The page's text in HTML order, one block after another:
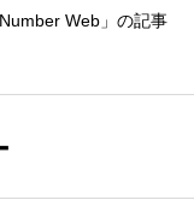
Web」の記事